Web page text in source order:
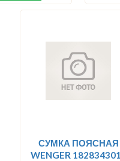
СУМКА ПОЯСНАЯ
WENGER